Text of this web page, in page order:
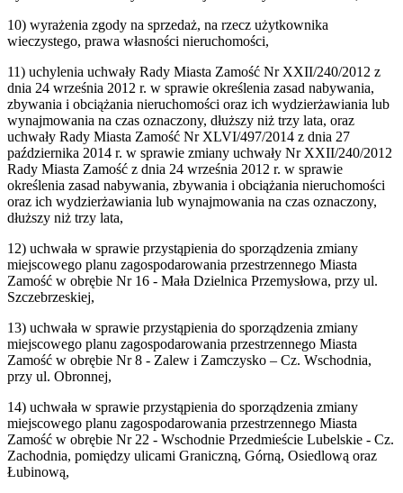
10) wyrażenia zgody na sprzedaż, na rzecz użytkownika
wieczystego, prawa własności nieruchomości,
11) uchylenia uchwały Rady Miasta Zamość Nr XXII/240/2012 z
dnia 24 września 2012 r. w sprawie określenia zasad nabywania,
zbywania i obciążania nieruchomości oraz ich wydzierżawiania lub
wynajmowania na czas oznaczony, dłuższy niż trzy lata, oraz
uchwały Rady Miasta Zamość Nr XLVI/497/2014 z dnia 27
października 2014 r. w sprawie zmiany uchwały Nr XXII/240/2012
Rady Miasta Zamość z dnia 24 września 2012 r. w sprawie
określenia zasad nabywania, zbywania i obciążania nieruchomości
oraz ich wydzierżawiania lub wynajmowania na czas oznaczony,
dłuższy niż trzy lata,
12) uchwała w sprawie przystąpienia do sporządzenia zmiany
miejscowego planu zagospodarowania przestrzennego Miasta
Zamość w obrębie Nr 16 - Mała Dzielnica Przemysłowa, przy ul.
Szczebrzeskiej,
13) uchwała w sprawie przystąpienia do sporządzenia zmiany
miejscowego planu zagospodarowania przestrzennego Miasta
Zamość w obrębie Nr 8 - Zalew i Zamczysko – Cz. Wschodnia,
przy ul. Obronnej,
14) uchwała w sprawie przystąpienia do sporządzenia zmiany
miejscowego planu zagospodarowania przestrzennego Miasta
Zamość w obrębie Nr 22 - Wschodnie Przedmieście Lubelskie - Cz.
Zachodnia, pomiędzy ulicami Graniczną, Górną, Osiedlową oraz
Łubinową,